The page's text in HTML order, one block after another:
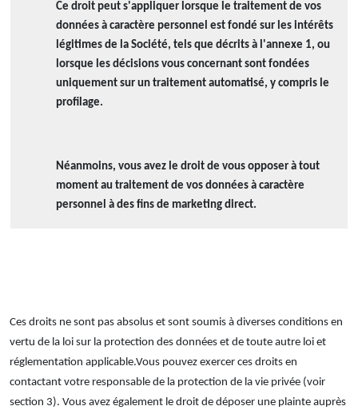
Ce droit peut s'appliquer lorsque le traitement de vos
données à caractère personnel est fondé sur les intérêts
légitimes de la Société, tels que décrits à l'annexe 1, ou
lorsque les décisions vous concernant sont fondées
uniquement sur un traitement automatisé, y compris le
profilage.
Néanmoins, vous avez le droit de vous opposer à tout
moment au traitement de vos données à caractère
personnel à des fins de marketing direct.
Ces droits ne sont pas absolus et sont soumis à diverses conditions en
vertu de la loi sur la protection des données et de toute autre loi et
réglementation applicable.Vous pouvez exercer ces droits en
contactant votre responsable de la protection de la vie privée (voir
section 3). Vous avez également le droit de déposer une plainte auprès